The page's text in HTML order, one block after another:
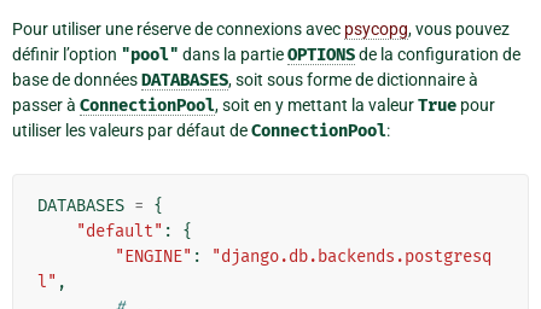
Pour utiliser une réserve de connexions avec psycopg, vous pouvez
définir l’option "pool" dans la partieOPTIONSde la configuration de
base de donnéesDATABASES, soit sous forme de dictionnaire à
passer à ConnectionPool, soit en y mettant la valeurTrue pour
utiliser les valeurs par défaut deConnectionPool:
DATABASES = {
"default" :
{
"ENGINE" :
"django.db.backends.postgresq
l" ,